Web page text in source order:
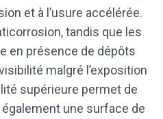
et à l’usure accélérée.
tandis que les
en présence de dépôts
malgré l’exposition
supérieure permet de
une surface de